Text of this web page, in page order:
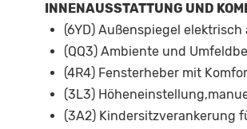
INNENAUSSTATTUNG UND
(6YD) Außenspiegel
(QQ3) Ambiente und
(4R4) Fensterheber mit
(3L3)
(3A2) Kindersitzverankerung